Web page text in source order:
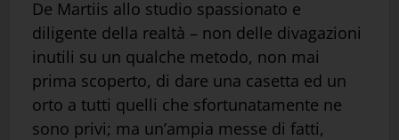
De Martiis allo studio spassionato e
diligente della realtà – non delle divagazioni
inutili su un qualche metodo, non mai
prima scoperto, di dare una casetta ed un
orto a tutti quelli che sfortunatamente ne
sono privi; ma un’ampia messe di fatti,